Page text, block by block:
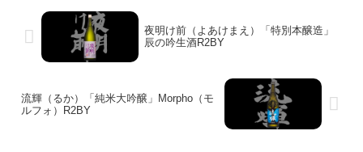
夜明け前（よあけまえ）「特別本醸造」
辰の吟生酒R2BY
流輝（るか）「純米大吟醸」Morpho（モ
ルフォ）R2BY